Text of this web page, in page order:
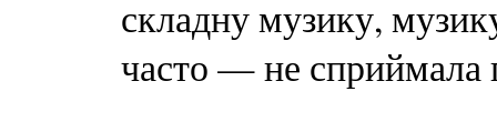
складну музику,
часто — не сприймала